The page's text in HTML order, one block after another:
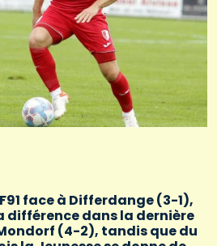
face à Differdange (3-1),
différence dans la dernière
(4-2), tandis que du